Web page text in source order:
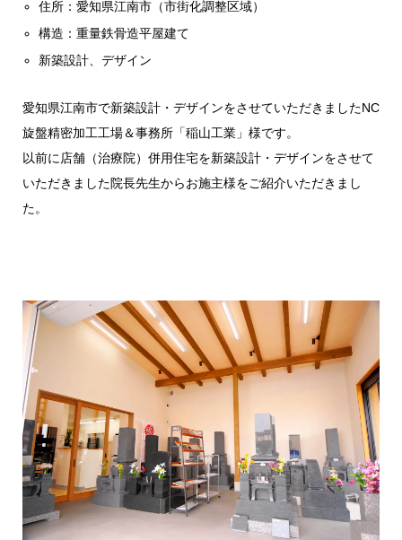
住所：愛知県江南市（市街化調整区域）
構造：重量鉄骨造平屋建て
新築設計、デザイン
愛知県江南市で新築設計・デザインをさせていただきましたNC
旋盤精密加工工場＆事務所「稲山工業」様です。
以前に店舗（治療院）併用住宅を新築設計・デザインをさせて
いただきました院長先生からお施主様をご紹介いただきまし
た。